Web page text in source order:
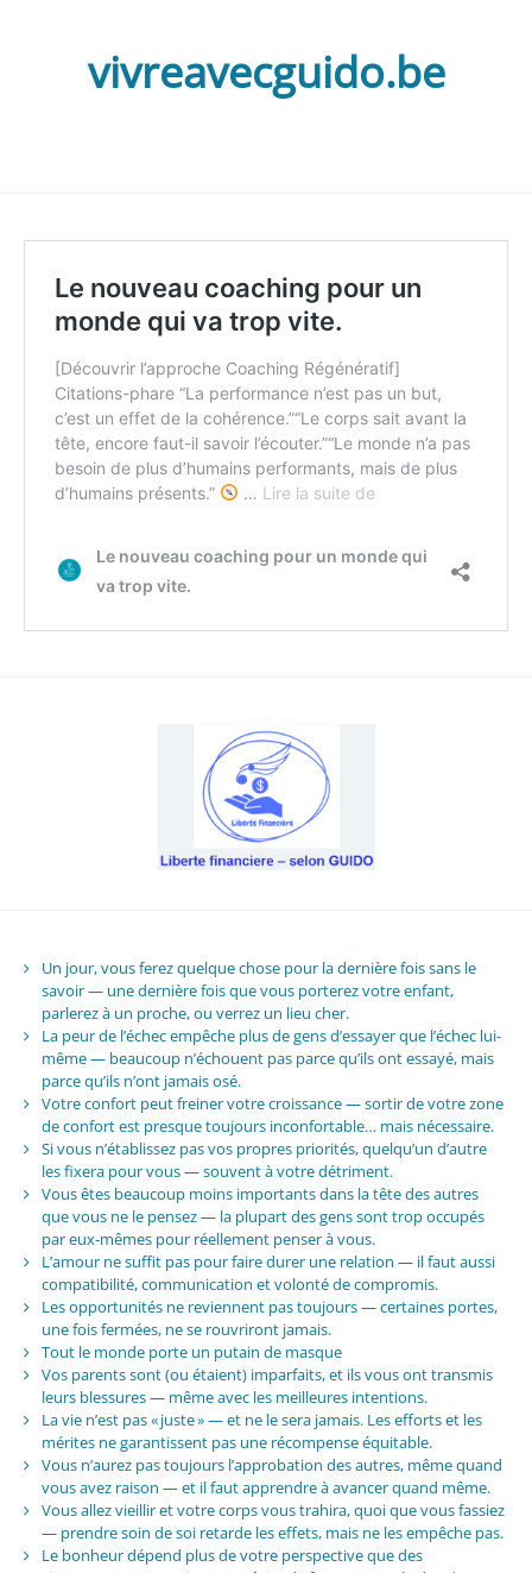
vivreavecguido.be
Un jour, vous ferez quelque chose pour la dernière fois sans le
savoir — une dernière fois que vous porterez votre enfant,
parlerez à un proche, ou verrez un lieu cher.
La peur de l’échec empêche plus de gens d’essayer que l’échec lui-
même — beaucoup n’échouent pas parce qu’ils ont essayé, mais
parce qu’ils n’ont jamais osé.
Votre confort peut freiner votre croissance — sortir de votre zone
de confort est presque toujours inconfortable… mais nécessaire.
Si vous n’établissez pas vos propres priorités, quelqu’un d’autre
les fixera pour vous — souvent à votre détriment.
Vous êtes beaucoup moins importants dans la tête des autres
que vous ne le pensez — la plupart des gens sont trop occupés
par eux-mêmes pour réellement penser à vous.
L’amour ne suffit pas pour faire durer une relation — il faut aussi
compatibilité, communication et volonté de compromis.
Les opportunités ne reviennent pas toujours — certaines portes,
une fois fermées, ne se rouvriront jamais.
Tout le monde porte un putain de masque
Vos parents sont (ou étaient) imparfaits, et ils vous ont transmis
leurs blessures — même avec les meilleures intentions.
La vie n’est pas « juste » — et ne le sera jamais. Les efforts et les
mérites ne garantissent pas une récompense équitable.
Vous n’aurez pas toujours l’approbation des autres, même quand
vous avez raison — et il faut apprendre à avancer quand même.
Vous allez vieillir et votre corps vous trahira, quoi que vous fassiez
— prendre soin de soi retarde les effets, mais ne les empêche pas.
Le bonheur dépend plus de votre perspective que des